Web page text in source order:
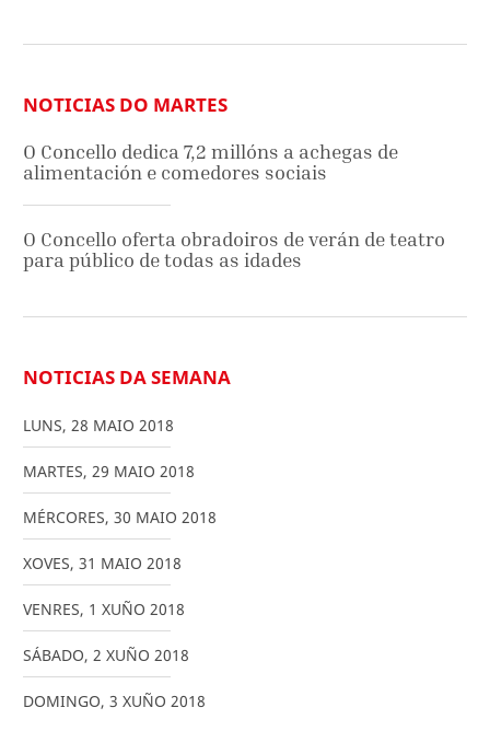
NOTICIAS DO MARTES
O Concello dedica 7,2 millóns a achegas de
alimentación e comedores sociais
O Concello oferta obradoiros de verán de teatro
para público de todas as idades
NOTICIAS DA SEMANA
LUNS, 28 MAIO 2018
MARTES, 29 MAIO 2018
MÉRCORES, 30 MAIO 2018
XOVES, 31 MAIO 2018
VENRES, 1 XUÑO 2018
SÁBADO, 2 XUÑO 2018
DOMINGO, 3 XUÑO 2018